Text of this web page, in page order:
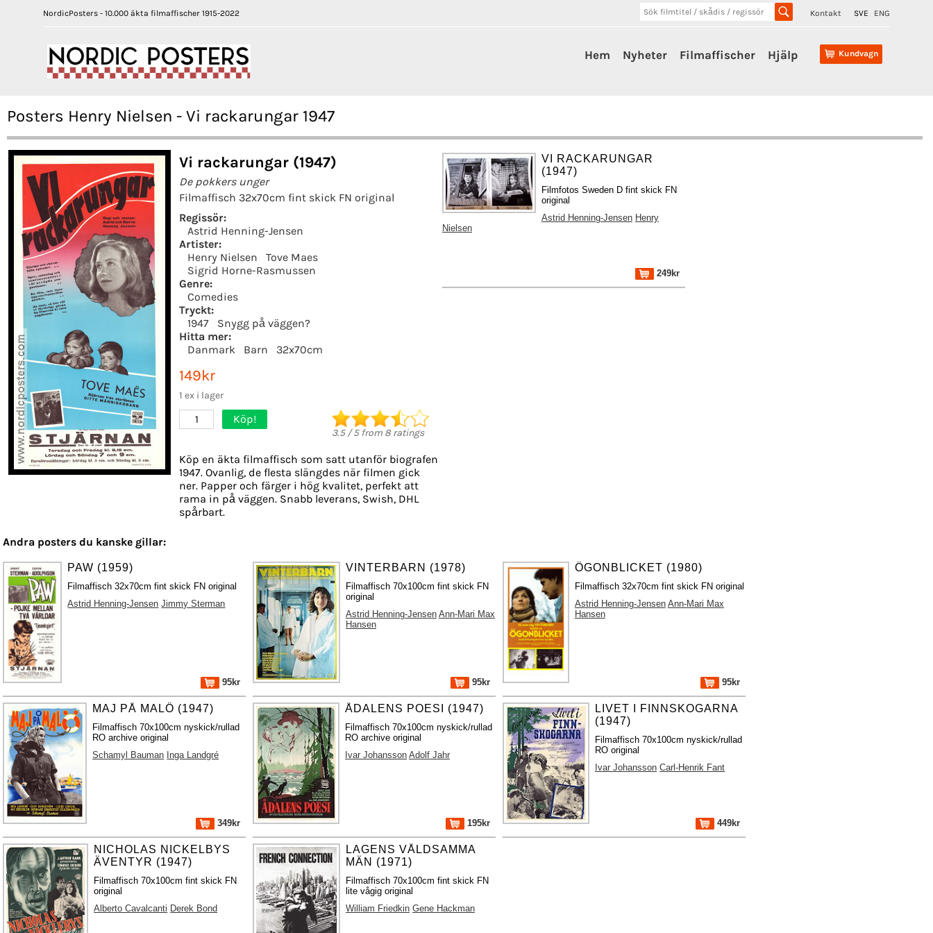
NordicPosters - 10.000 äkta filmaffischer 1915-2022 Kontakt SVE ENG
Kundvagn
Hem Nyheter Filmaffischer Hjälp
Posters Henry Nielsen - Vi rackarungar 1947
Vi rackarungar (1947)
De pokkers unger
Filmaffisch 32x70cm fint skick FN original
Regissör:
Astrid Henning-Jensen
Artister:
Henry Nielsen
Tove Maes
Sigrid Horne-Rasmussen
Genre:
Comedies
Tryckt:
1947
Snygg på väggen?
Hitta mer:
Danmark
Barn 32x70cm
149kr
1 ex i lager
1 Köp!
3.5/5from 8 ratings
Köp en äkta filmaffisch som satt utanför biografen
1947. Ovanlig, de flesta slängdes när filmen gick
ner. Papper och färger i hög kvalitet, perfekt att
rama in på väggen. Snabb leverans, Swish, DHL
spårbart.
VI RACKARUNGAR
(1947)
Filmfotos Sweden D fint skick FN
original
Astrid Henning-Jensen Henry
Nielsen
249kr
Andra posters du kanske gillar:
PAW (1959)
Filmaffisch 32x70cm fint skick FN original
Astrid Henning-Jensen Jimmy Sterman
95kr
VINTERBARN (1978)
Filmaffisch 70x100cm fint skick FN
original
Astrid Henning-Jensen Ann-Mari Max
Hansen
95kr
ÖGONBLICKET (1980)
Filmaffisch 32x70cm fint skick FN original
Astrid Henning-Jensen Ann-Mari Max
Hansen
95kr
MAJ PÅ MALÖ (1947)
Filmaffisch 70x100cm nyskick/rullad
RO archive original
Schamyl Bauman Inga Landgré
349kr
ÅDALENS POESI (1947)
Filmaffisch 70x100cm nyskick/rullad
RO archive original
Ivar Johansson Adolf Jahr
195kr
LIVET I FINNSKOGARNA
(1947)
Filmaffisch 70x100cm nyskick/rullad
RO original
Ivar Johansson Carl-Henrik Fant
449kr
NICHOLAS NICKELBYS
ÄVENTYR (1947)
Filmaffisch 70x100cm fint skick FN
original
Alberto Cavalcanti Derek Bond
LAGENS VÅLDSAMMA
MÄN (1971)
Filmaffisch 70x100cm fint skick FN
lite vågig original
William Friedkin Gene Hackman